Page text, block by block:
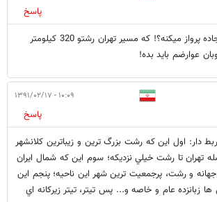
پاسخ
این هوا پیما از مسیر جاده پرواز میکنه؟! که مسیر تهران رشتو 320 کیلومتر
عوارضم باید بده!
۱۰:۰۹ - ۱۳۹۱/۰۲/۱۷
پاسخ
دار: اول اين كه رشت بزرگ ترين و زيباترين كلانشهر
تهران تا رشت خيلي نزديكه؛ سوم اين كه شمال ايران
جهانه و رشت، پرجمعيت ترين شهر اين ناحيه؛ پنجم اين
زبانزده عام و خاصه و... پس تيتر، تيتر زيركانه اي